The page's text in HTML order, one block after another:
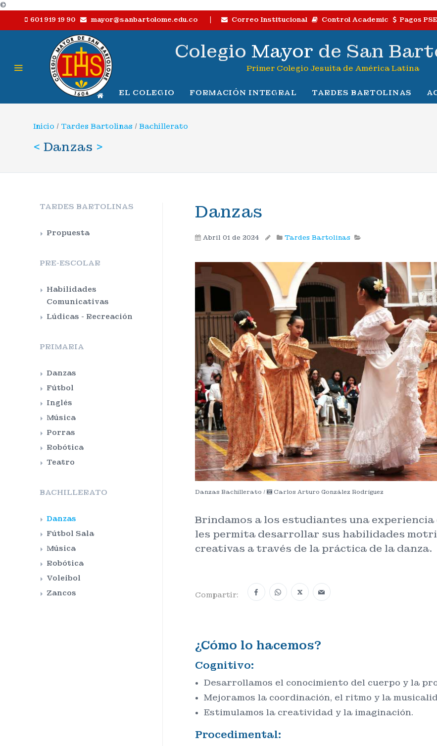
©
601 919 19 90 mayor@sanbartolome.edu.co | Correo Institucional Control Academic Pagos PSE
Colegio Mayor de San
Primer Colegio Jesuita de América Latina
EL COLEGIO FORMACIÓN INTEGRAL TARDES BARTOLINAS
Inicio / Tardes Bartolinas /Bachillerato
< Danzas >
TARDES BARTOLINAS
Propuesta
PRE-ESCOLAR
Habilidades
Comunicativas
Lúdicas - Recreación
PRIMARIA
Danzas
Fútbol
Inglés
Música
Porras
Robótica
Teatro
BACHILLERATO
Danzas
Fútbol Sala
Música
Robótica
Voleibol
Zancos
Danzas
Abril 01 de 2024 Tardes Bartolinas
Danzas Bachillerato / Carlos Arturo González Rodríguez
Brindamos a los estudiantes una
les permita desarrollar sus habilidades
creativas a través de la práctica de la danza.
Compartir: X
¿Cómo lo hacemos?
Cognitivo:
Desarrollamos el conocimiento del cuerpo y la
Mejoramos la coordinación, el ritmo y la
Estimulamos la creatividad y la imaginación.
Procedimental: